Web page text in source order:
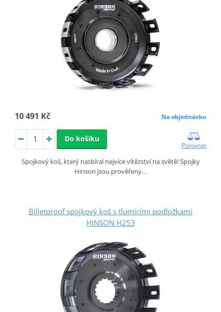
10 491 Kč Na objednávku
Do košíku
Porovnat
Spojkový koš, který nasbíral nejvíce vítězství na světě! Spojky
Hinson jsou prověřeny…
Billetproof spojkový koš s tlumícími podložkami
HINSON H253